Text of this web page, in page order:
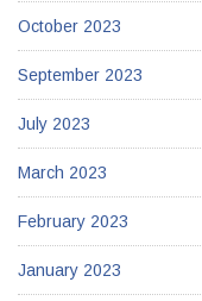
October 2023
September 2023
July 2023
March 2023
February 2023
January 2023